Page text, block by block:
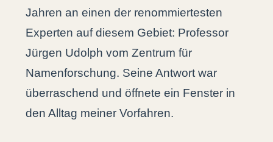
Jahren an einen der renommiertesten
Experten auf diesem Gebiet: Professor
Jürgen Udolph vom Zentrum für
Namenforschung. Seine Antwort war
überraschend und öffnete ein Fenster in
den Alltag meiner Vorfahren.